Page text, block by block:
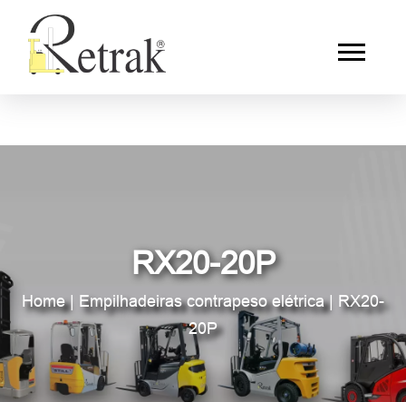
RX20-20P
Home| Empilhadeiras contrapeso elétrica| RX20-
20P